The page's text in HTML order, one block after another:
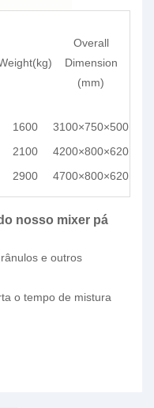
Overall
Dimension
(mm)
1600
3100×750×500
2100
4200×800×620
2900 4700×800×620
nosso mixer pá
e outros
o tempo de mistura